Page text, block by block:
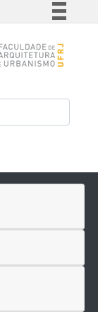
BR
informação